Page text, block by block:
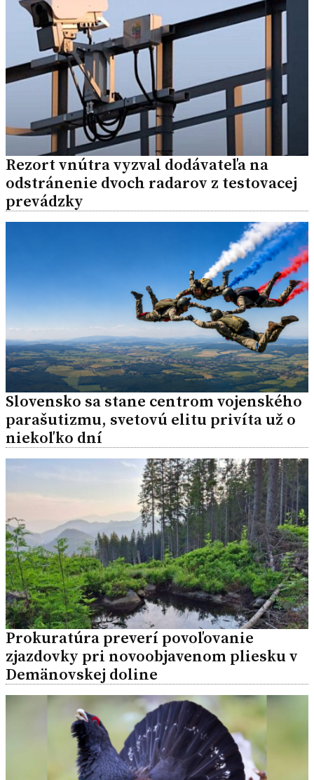
Rezort vnútra vyzval dodávateľa na
odstránenie dvoch radarov z testovacej
prevádzky
Slovensko sa stane centrom vojenského
parašutizmu, svetovú elitu privíta už o
niekoľko dní
Prokuratúra preverí povoľovanie
zjazdovky pri novoobjavenom pliesku v
Demänovskej doline